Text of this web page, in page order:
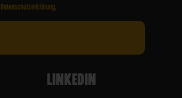
Datenschutzerklärung.
LINKEDIN